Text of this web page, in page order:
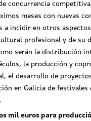
concurrencia
meses con nuevas
a incidir en otros
profesional y de su
serán la distribución
la producción y
el desarrollo de
en Galicia de festivales
mil euros para